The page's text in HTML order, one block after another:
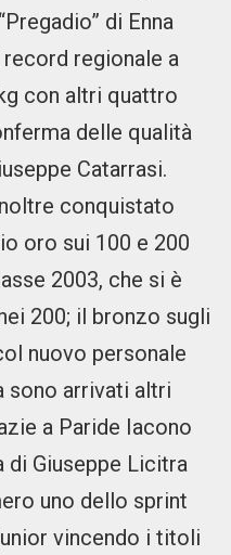
di Enna
regionale a
con altri quattro
delle qualità
Catarrasi.
conquistato
oro sui 100 e 200
2003, che si è
200; il bronzo sugli
nuovo personale
sono arrivati altri
a Paride Iacono
di Giuseppe Licitra
uno dello sprint
vincendo i titoli